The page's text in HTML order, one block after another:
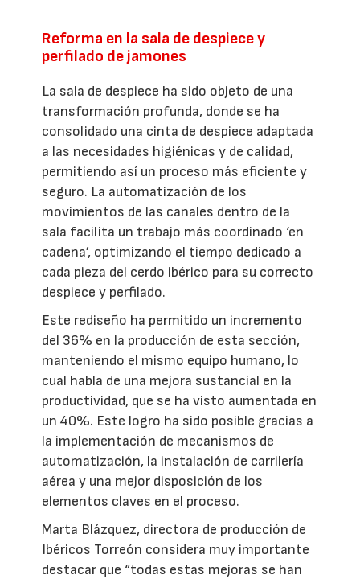
Reforma en la sala de despiece y
perfilado de jamones
La sala de despiece ha sido objeto de una
transformación profunda, donde se ha
consolidado una cinta de despiece adaptada
a las necesidades higiénicas y de calidad,
permitiendo así un proceso más eficiente y
seguro. La automatización de los
movimientos de las canales dentro de la
sala facilita un trabajo más coordinado ‘en
cadena’, optimizando el tiempo dedicado a
cada pieza del cerdo ibérico para su correcto
despiece y perfilado.
Este rediseño ha permitido un incremento
del 36% en la producción de esta sección,
manteniendo el mismo equipo humano, lo
cual habla de una mejora sustancial en la
productividad, que se ha visto aumentada en
un 40%. Este logro ha sido posible gracias a
la implementación de mecanismos de
automatización, la instalación de carrilería
aérea y una mejor disposición de los
elementos claves en el proceso.
Marta Blázquez, directora de producción de
Ibéricos Torreón considera muy importante
destacar que “todas estas mejoras se han